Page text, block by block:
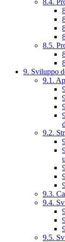
8.5.
9. Sviluppo
9.1.
9.2.
9.3.
9.4.
9.5.